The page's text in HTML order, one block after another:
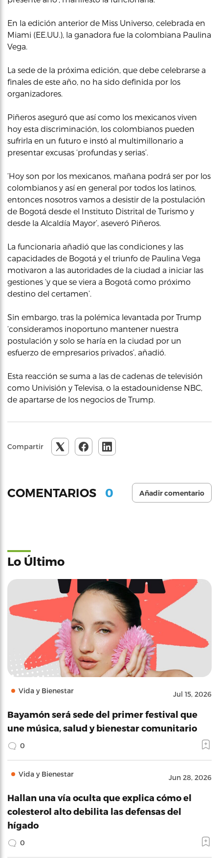
En la edición anterior de Miss Universo, celebrada en
Miami (EE.UU.), la ganadora fue la colombiana Paulina
Vega.
La sede de la próxima edición, que debe celebrarse a
finales de este año, no ha sido definida por los
organizadores.
Piñeros aseguró que así como los mexicanos viven
hoy esta discriminación, los colombianos pueden
sufrirla en un futuro e instó al multimillonario a
presentar excusas ‘profundas y serias’.
‘Hoy son por los mexicanos, mañana podrá ser por los
colombianos y así en general por todos los latinos,
entonces nosotros vamos a desistir de la postulación
de Bogotá desde el Instituto Distrital de Turismo y
desde la Alcaldía Mayor’, aseveró Piñeros.
La funcionaria añadió que las condiciones y las
capacidades de Bogotá y el triunfo de Paulina Vega
motivaron a las autoridades de la ciudad a iniciar las
gestiones ‘y que se viera a Bogotá como próximo
destino del certamen’.
Sin embargo, tras la polémica levantada por Trump
‘consideramos inoportuno mantener nuestra
postulación y solo se haría en la ciudad por un
esfuerzo de empresarios privados’, añadió.
Esta reacción se suma a las de cadenas de televisión
como Univisión y Televisa, o la estadounidense NBC,
de apartarse de los negocios de Trump.
Compartir
COMENTARIOS 0 Añadir comentario
Lo Último
Vida y Bienestar Jul 15, 2026
Bayamón será sede del primer festival que
une música, salud y bienestar comunitario
0
Vida y Bienestar Jun 28, 2026
Hallan una vía oculta que explica cómo el
colesterol alto debilita las defensas del
hígado
0